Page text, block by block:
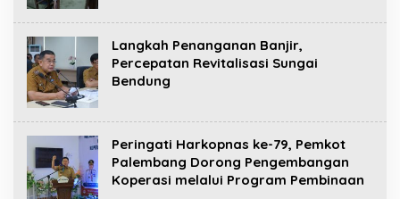
Langkah Penanganan Banjir,
Percepatan Revitalisasi Sungai
Bendung
Peringati Harkopnas ke-79, Pemkot
Palembang Dorong Pengembangan
Koperasi melalui Program Pembinaan